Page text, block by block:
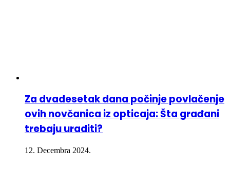
Za dvadesetak dana počinje povlačenje
ovih novčanica iz opticaja: Šta građani
trebaju uraditi?
12. Decembra 2024.